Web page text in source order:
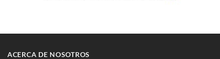
ACERCA DE NOSOTROS